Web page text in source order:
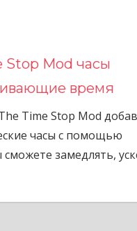
Stop Mod часы
время
Time Stop Mod
часы с помощью
замедлять,